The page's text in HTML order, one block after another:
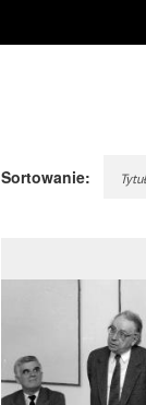
Sortowanie: